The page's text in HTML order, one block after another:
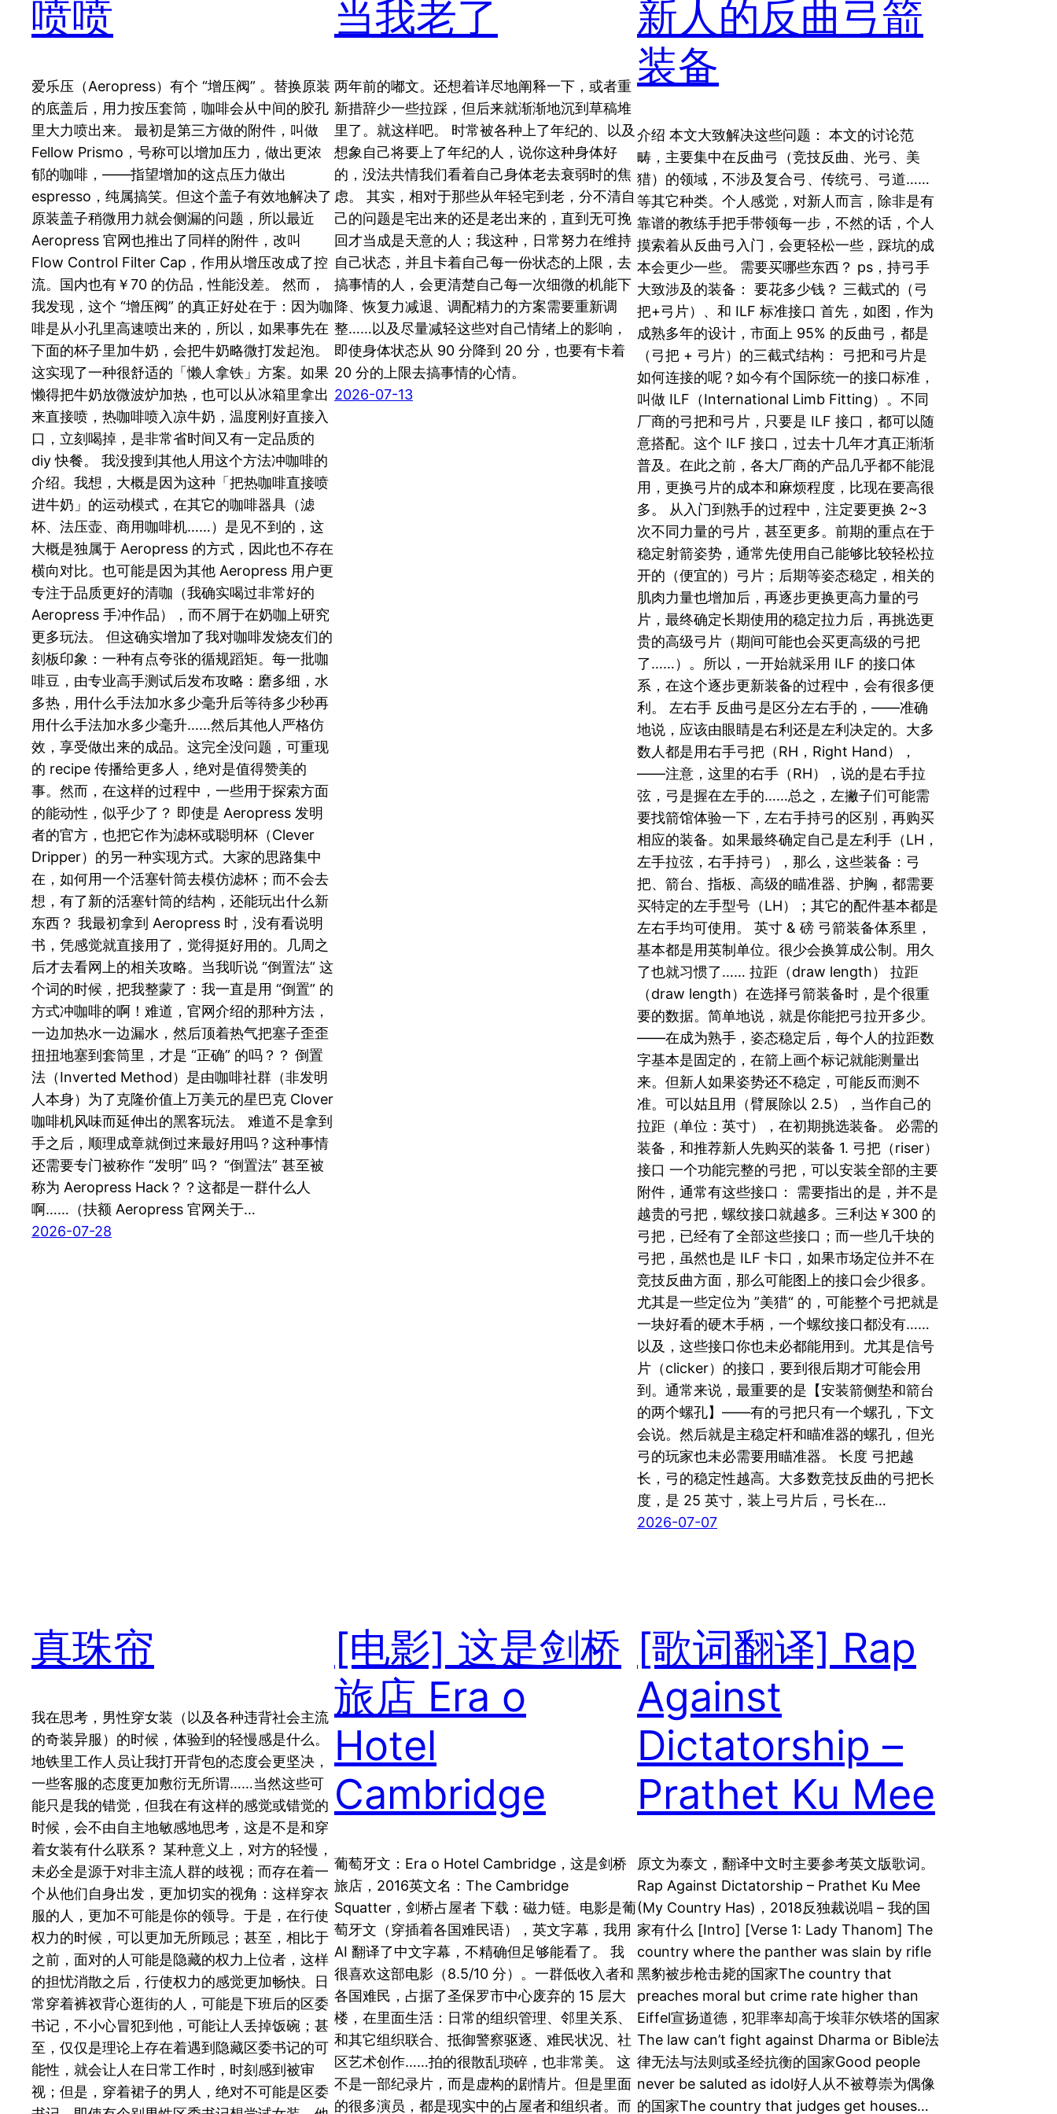
喷喷
爱乐压（Aeropress）有个 “增压阀” 。替换原装
的底盖后，用力按压套筒，咖啡会从中间的胶孔
里大力喷出来。 最初是第三方做的附件，叫做
Fellow Prismo，号称可以增加压力，做出更浓
郁的咖啡，——指望增加的这点压力做出
espresso，纯属搞笑。但这个盖子有效地解决了
原装盖子稍微用力就会侧漏的问题，所以最近
Aeropress 官网也推出了同样的附件，改叫
Flow Control Filter Cap，作用从增压改成了控
流。国内也有￥70 的仿品，性能没差。 然而，
我发现，这个 “增压阀” 的真正好处在于：因为咖
啡是从小孔里高速喷出来的，所以，如果事先在
下面的杯子里加牛奶，会把牛奶略微打发起泡。
这实现了一种很舒适的「懒人拿铁」方案。如果
懒得把牛奶放微波炉加热，也可以从冰箱里拿出
来直接喷，热咖啡喷入凉牛奶，温度刚好直接入
口，立刻喝掉，是非常省时间又有一定品质的
diy 快餐。 我没搜到其他人用这个方法冲咖啡的
介绍。我想，大概是因为这种「把热咖啡直接喷
进牛奶」的运动模式，在其它的咖啡器具（滤
杯、法压壶、商用咖啡机……）是见不到的，这
大概是独属于 Aeropress 的方式，因此也不存在
横向对比。也可能是因为其他 Aeropress 用户更
专注于品质更好的清咖（我确实喝过非常好的
Aeropress 手冲作品），而不屑于在奶咖上研究
更多玩法。 但这确实增加了我对咖啡发烧友们的
刻板印象：一种有点夸张的循规蹈矩。每一批咖
啡豆，由专业高手测试后发布攻略：磨多细，水
多热，用什么手法加水多少毫升后等待多少秒再
用什么手法加水多少毫升……然后其他人严格仿
效，享受做出来的成品。这完全没问题，可重现
的 recipe 传播给更多人，绝对是值得赞美的
事。然而，在这样的过程中，一些用于探索方面
的能动性，似乎少了？ 即使是 Aeropress 发明
者的官方，也把它作为滤杯或聪明杯（Clever
Dripper）的另一种实现方式。大家的思路集中
在，如何用一个活塞针筒去模仿滤杯；而不会去
想，有了新的活塞针筒的结构，还能玩出什么新
东西？ 我最初拿到 Aeropress 时，没有看说明
书，凭感觉就直接用了，觉得挺好用的。几周之
后才去看网上的相关攻略。当我听说 “倒置法” 这
个词的时候，把我整蒙了：我一直是用 “倒置” 的
方式冲咖啡的啊！难道，官网介绍的那种方法，
一边加热水一边漏水，然后顶着热气把塞子歪歪
扭扭地塞到套筒里，才是 “正确” 的吗？？ 倒置
法（Inverted Method）是由咖啡社群（非发明
人本身）为了克隆价值上万美元的星巴克 Clover
咖啡机风味而延伸出的黑客玩法。 难道不是拿到
手之后，顺理成章就倒过来最好用吗？这种事情
还需要专门被称作 “发明” 吗？ “倒置法” 甚至被
称为 Aeropress Hack？？这都是一群什么人
啊……（扶额 Aeropress 官网关于…
2026-07-28
当我老了
两年前的嘟文。还想着详尽地阐释一下，或者重
新措辞少一些拉踩，但后来就渐渐地沉到草稿堆
里了。就这样吧。 时常被各种上了年纪的、以及
想象自己将要上了年纪的人，说你这种身体好
的，没法共情我们看着自己身体老去衰弱时的焦
虑。 其实，相对于那些从年轻宅到老，分不清自
己的问题是宅出来的还是老出来的，直到无可挽
回才当成是天意的人；我这种，日常努力在维持
自己状态，并且卡着自己每一份状态的上限，去
搞事情的人，会更清楚自己每一次细微的机能下
降、恢复力减退、调配精力的方案需要重新调
整……以及尽量减轻这些对自己情绪上的影响，
即使身体状态从 90 分降到 20 分，也要有卡着
20 分的上限去搞事情的心情。
2026-07-13
新人的反曲弓箭
装备
介绍 本文大致解决这些问题： 本文的讨论范
畴，主要集中在反曲弓（竞技反曲、光弓、美
猎）的领域，不涉及复合弓、传统弓、弓道……
等其它种类。个人感觉，对新人而言，除非是有
靠谱的教练手把手带领每一步，不然的话，个人
摸索着从反曲弓入门，会更轻松一些，踩坑的成
本会更少一些。 需要买哪些东西？ ps，持弓手
大致涉及的装备： 要花多少钱？ 三截式的（弓
把+弓片）、和 ILF 标准接口 首先，如图，作为
成熟多年的设计，市面上 95% 的反曲弓，都是
（弓把 + 弓片）的三截式结构： 弓把和弓片是
如何连接的呢？如今有个国际统一的接口标准，
叫做 ILF（International Limb Fitting）。不同
厂商的弓把和弓片，只要是 ILF 接口，都可以随
意搭配。这个 ILF 接口，过去十几年才真正渐渐
普及。在此之前，各大厂商的产品几乎都不能混
用，更换弓片的成本和麻烦程度，比现在要高很
多。 从入门到熟手的过程中，注定要更换 2~3
次不同力量的弓片，甚至更多。前期的重点在于
稳定射箭姿势，通常先使用自己能够比较轻松拉
开的（便宜的）弓片；后期等姿态稳定，相关的
肌肉力量也增加后，再逐步更换更高力量的弓
片，最终确定长期使用的稳定拉力后，再挑选更
贵的高级弓片（期间可能也会买更高级的弓把
了……）。所以，一开始就采用 ILF 的接口体
系，在这个逐步更新装备的过程中，会有很多便
利。 左右手 反曲弓是区分左右手的，——准确
地说，应该由眼睛是右利还是左利决定的。大多
数人都是用右手弓把（RH，Right Hand），
——注意，这里的右手（RH），说的是右手拉
弦，弓是握在左手的……总之，左撇子们可能需
要找箭馆体验一下，左右手持弓的区别，再购买
相应的装备。如果最终确定自己是左利手（LH，
左手拉弦，右手持弓），那么，这些装备：弓
把、箭台、指板、高级的瞄准器、护胸，都需要
买特定的左手型号（LH）；其它的配件基本都是
左右手均可使用。 英寸 & 磅 弓箭装备体系里，
基本都是用英制单位。很少会换算成公制。用久
了也就习惯了…… 拉距（draw length） 拉距
（draw length）在选择弓箭装备时，是个很重
要的数据。简单地说，就是你能把弓拉开多少。
——在成为熟手，姿态稳定后，每个人的拉距数
字基本是固定的，在箭上画个标记就能测量出
来。但新人如果姿势还不稳定，可能反而测不
准。可以姑且用（臂展除以 2.5），当作自己的
拉距（单位：英寸），在初期挑选装备。 必需的
装备，和推荐新人先购买的装备 1. 弓把（riser）
接口 一个功能完整的弓把，可以安装全部的主要
附件，通常有这些接口： 需要指出的是，并不是
越贵的弓把，螺纹接口就越多。三利达￥300 的
弓把，已经有了全部这些接口；而一些几千块的
弓把，虽然也是 ILF 卡口，如果市场定位并不在
竞技反曲方面，那么可能图上的接口会少很多。
尤其是一些定位为 ”美猎“ 的，可能整个弓把就是
一块好看的硬木手柄，一个螺纹接口都没有……
以及，这些接口你也未必都能用到。尤其是信号
片（clicker）的接口，要到很后期才可能会用
到。通常来说，最重要的是【安装箭侧垫和箭台
的两个螺孔】——有的弓把只有一个螺孔，下文
会说。然后就是主稳定杆和瞄准器的螺孔，但光
弓的玩家也未必需要用瞄准器。 长度 弓把越
长，弓的稳定性越高。大多数竞技反曲的弓把长
度，是 25 英寸，装上弓片后，弓长在…
2026-07-07
真珠帘
我在思考，男性穿女装（以及各种违背社会主流
的奇装异服）的时候，体验到的轻慢感是什么。
地铁里工作人员让我打开背包的态度会更坚决，
一些客服的态度更加敷衍无所谓……当然这些可
能只是我的错觉，但我在有这样的感觉或错觉的
时候，会不由自主地敏感地思考，这是不是和穿
着女装有什么联系？ 某种意义上，对方的轻慢，
未必全是源于对非主流人群的歧视；而存在着一
个从他们自身出发，更加切实的视角：这样穿衣
服的人，更加不可能是你的领导。于是，在行使
权力的时候，可以更加无所顾忌；甚至，相比于
之前，面对的人可能是隐藏的权力上位者，这样
的担忧消散之后，行使权力的感觉更加畅快。日
常穿着裤衩背心逛街的人，可能是下班后的区委
书记，不小心冒犯到他，可能让人丢掉饭碗；甚
至，仅仅是理论上存在着遇到隐藏区委书记的可
能性，就会让人在日常工作时，时刻感到被审
视；但是，穿着裙子的男人，绝对不可能是区委
[电影] 这是剑桥
旅店 Era o
Hotel
Cambridge
葡萄牙文：Era o Hotel Cambridge，这是剑桥
旅店，2016英文名：The Cambridge
Squatter，剑桥占屋者 下载：磁力链。电影是葡
萄牙文（穿插着各国难民语），英文字幕，我用
AI 翻译了中文字幕，不精确但足够能看了。 我
很喜欢这部电影（8.5/10 分）。一群低收入者和
各国难民，占据了圣保罗市中心废弃的 15 层大
楼，在里面生活：日常的组织管理、邻里关系、
和其它组织联合、抵御警察驱逐、难民状况、社
区艺术创作……拍的很散乱琐碎，也非常美。 这
不是一部纪录片，而是虚构的剧情片。但是里面
的很多演员，都是现实中的占屋者和组织者。而
[歌词翻译] Rap
Against
Dictatorship –
Prathet Ku Mee
原文为泰文，翻译中文时主要参考英文版歌词。
Rap Against Dictatorship – Prathet Ku Mee
(My Country Has)，2018反独裁说唱 – 我的国
家有什么 [Intro] [Verse 1: Lady Thanom] The
country where the panther was slain by rifle
黑豹被步枪击毙的国家The country that
preaches moral but crime rate higher than
Eiffel宣扬道德，犯罪率却高于埃菲尔铁塔的国家
The law can’t fight against Dharma or Bible法
律无法与法则或圣经抗衡的国家Good people
never be saluted as idol好人从不被尊崇为偶像
的国家The country that judges get houses…